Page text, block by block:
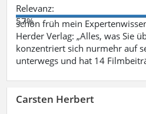
Relevanz:
57%
schon früh mein
Herder Verlag: „Alles, was Sie
konzentriert sich nurmehr auf
unterwegs und hat 14
Carsten Herbert